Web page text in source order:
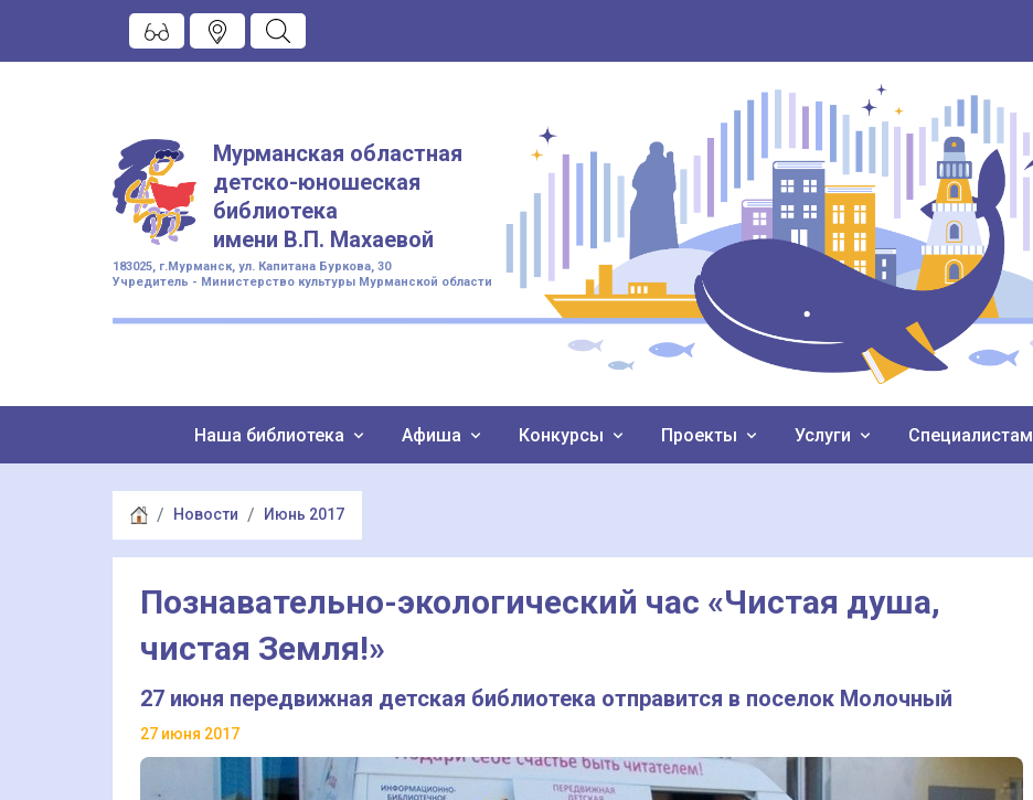
Мурманская областная
детско-юношеская
библиотека
имени В.П. Махаевой
183025, г.Мурманск, ул. Капитана Буркова, 30
Учредитель - Министерство культуры Мурманской области
Наша библиотека Афиша Конкурсы Проекты Услуги Специалистам
Новости Июнь 2017
Познавательно-экологический час «Чистая душа,
чистая Земля!»
27 июня передвижная детская библиотека отправится в поселок Молочный
27 июня 2017